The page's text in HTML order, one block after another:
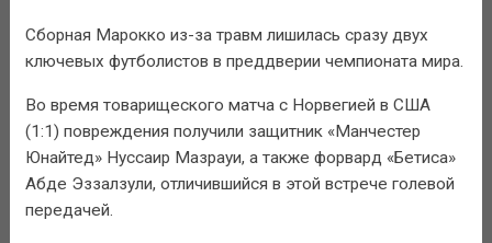
Сборная Марокко из-за травм лишилась сразу двух
ключевых футболистов в преддверии чемпионата мира.
Во время товарищеского матча с Норвегией в США
(1:1) повреждения получили защитник «Манчестер
Юнайтед» Нуссаир Мазрауи, а также форвард «Бетиса»
Абде Эззалзули, отличившийся в этой встрече голевой
передачей.